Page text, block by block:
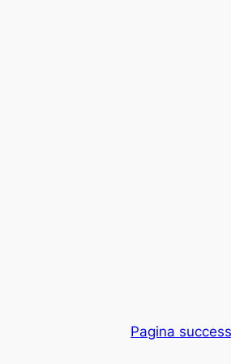
Pagina